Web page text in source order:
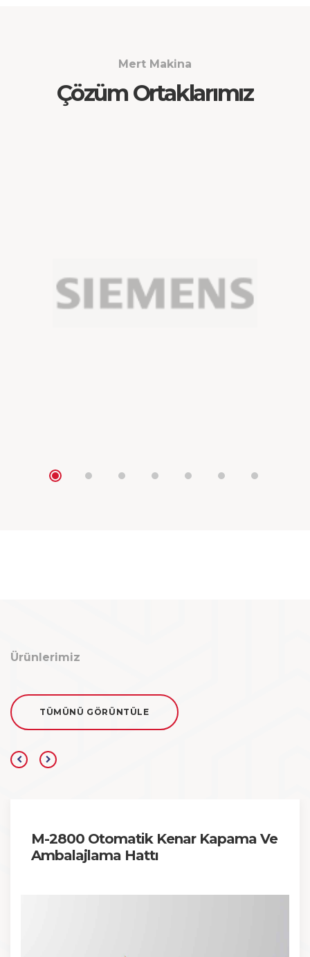
Mert Makina
Çözüm Ortaklarımız
Ürünlerimiz
TÜMÜNÜ GÖRÜNTÜLE
M-2800 Otomatik Kenar Kapama Ve
Ambalajlama Hattı